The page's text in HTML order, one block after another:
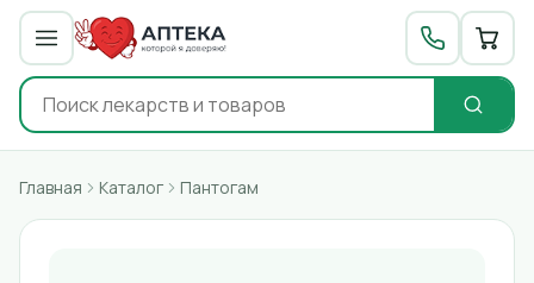
Главная Каталог Пантогам